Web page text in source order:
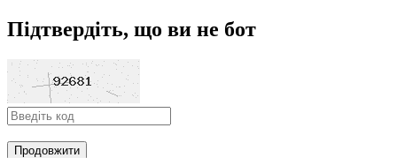
Підтвердіть, що ви не бот
Продовжити